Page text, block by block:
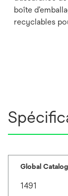
boîte
recyclables
Global
1491